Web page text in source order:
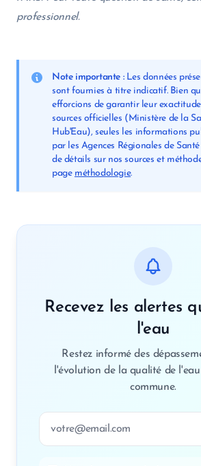
professionnel.
Note importante :Les données
sont fournies à titre indicatif. Bien
efforcions de garantir leur
sources officielles (Ministère de la
Hub'Eau), seules les informations
par les Agences Régionales de
de détails sur nos sources et
page méthodologie.
Recevez les alertes
l'eau
Restez informé des
l'évolution de la qualité de
commune.